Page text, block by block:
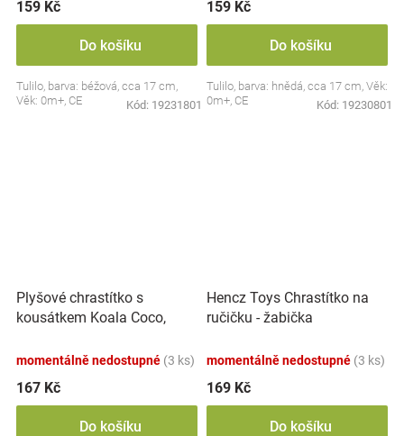
159 Kč
Do košíku
Tulilo, barva: béžová, cca 17 cm,
Věk: 0m+, CE
Kód: 19231801
159 Kč
Do košíku
Tulilo, barva: hnědá, cca 17 cm, Věk:
0m+, CE
Kód: 19230801
Plyšové chrastítko s
kousátkem Koala Coco,
momentálně nedostupné (3 ks)
167 Kč
Do košíku
Hencz Toys Chrastítko na
ručičku - žabička
momentálně nedostupné (3 ks)
169 Kč
Do košíku